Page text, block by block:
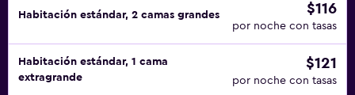
Habitación estándar, 2 camas grandes $116
por noche con tasas
Habitación estándar, 1 cama
extragrande
$121
por noche con tasas